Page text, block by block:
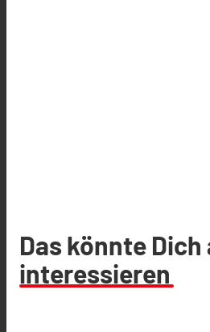
Das könnte Dich
interessieren